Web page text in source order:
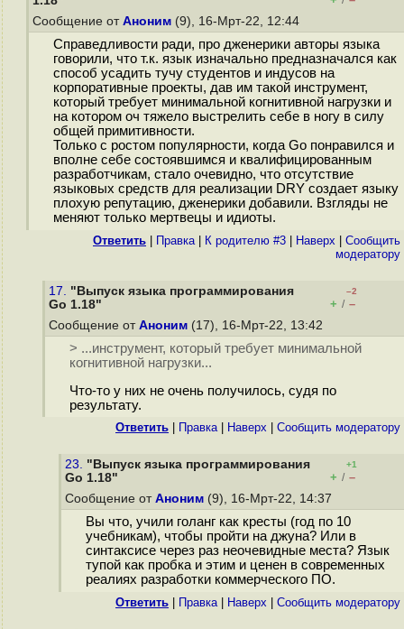
Сообщение от Аноним (9), 16-Мрт-22, 12:44
Справедливости ради, про дженерики авторы языка
говорили, что т.к. язык изначально предназначался как
способ усадить тучу студентов и индусов на
корпоративные проекты, дав им такой инструмент,
который требует минимальной когнитивной нагрузки и
на котором оч тяжело выстрелить себе в ногу в силу
общей примитивности.
Только с ростом популярности, когда Go понравился и
вполне себе состоявшимся и квалифицированным
разработчикам, стало очевидно, что отсутствие
языковых средств для реализации DRY создает языку
плохую репутацию, дженерики добавили. Взгляды не
меняют только мертвецы и идиоты.
Ответить Правка| К родителю #3 Наверх
Cообщить
модератору
17. "Выпуск языка программирования
Go 1.18"
–2
+ / –
Сообщение от Аноним (17), 16-Мрт-22, 13:42
> ...инструмент, который требует минимальной
когнитивной нагрузки...
Что-то у них не очень получилось, судя по
результату.
Ответить Правка| Наверх Cообщить модератору
23. "Выпуск языка программирования
Go 1.18"
+1
+ / –
Сообщение от Аноним (9), 16-Мрт-22, 14:37
Вы что, учили голанг как кресты (год по 10
учебникам), чтобы пройти на джуна? Или в
синтаксисе через раз неочевидные места? Язык
тупой как пробка и этим и ценен в современных
реалиях разработки коммерческого ПО.
Ответить Правка| Наверх Cообщить модератору